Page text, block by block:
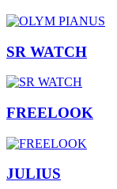
SR WATCH
FREELOOK
JULIUS